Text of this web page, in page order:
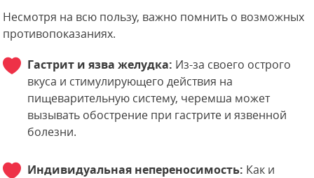
Несмотря на всю пользу, важно помнить о возможных
противопоказаниях.
Гастрит и язва желудка: Из-за своего острого
вкуса и стимулирующего действия на
пищеварительную систему, черемша может
вызывать обострение при гастрите и язвенной
болезни.
Индивидуальная непереносимость: Как и